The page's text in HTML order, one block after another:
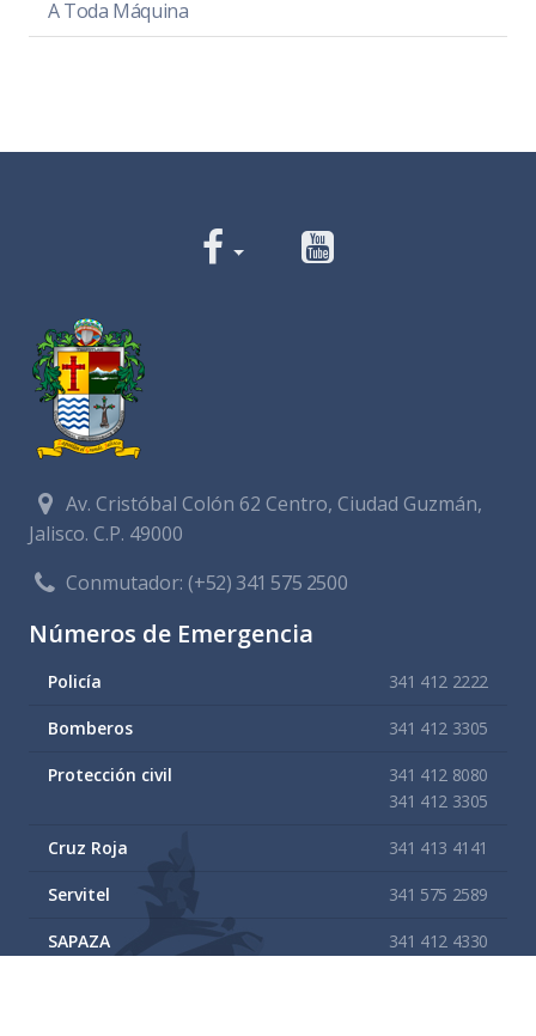
A Toda Máquina
Av. Cristóbal Colón 62 Centro, Ciudad Guzmán,
Jalisco. C.P. 49000
Conmutador:(+52) 341 575 2500
Números de Emergencia
Policía 341 412 2222
Bomberos 341 412 3305
Protección civil
341 412 8080
341 412 3305
Cruz Roja 341 413 4141
Servitel 341 575 2589
SAPAZA
341 412 4330